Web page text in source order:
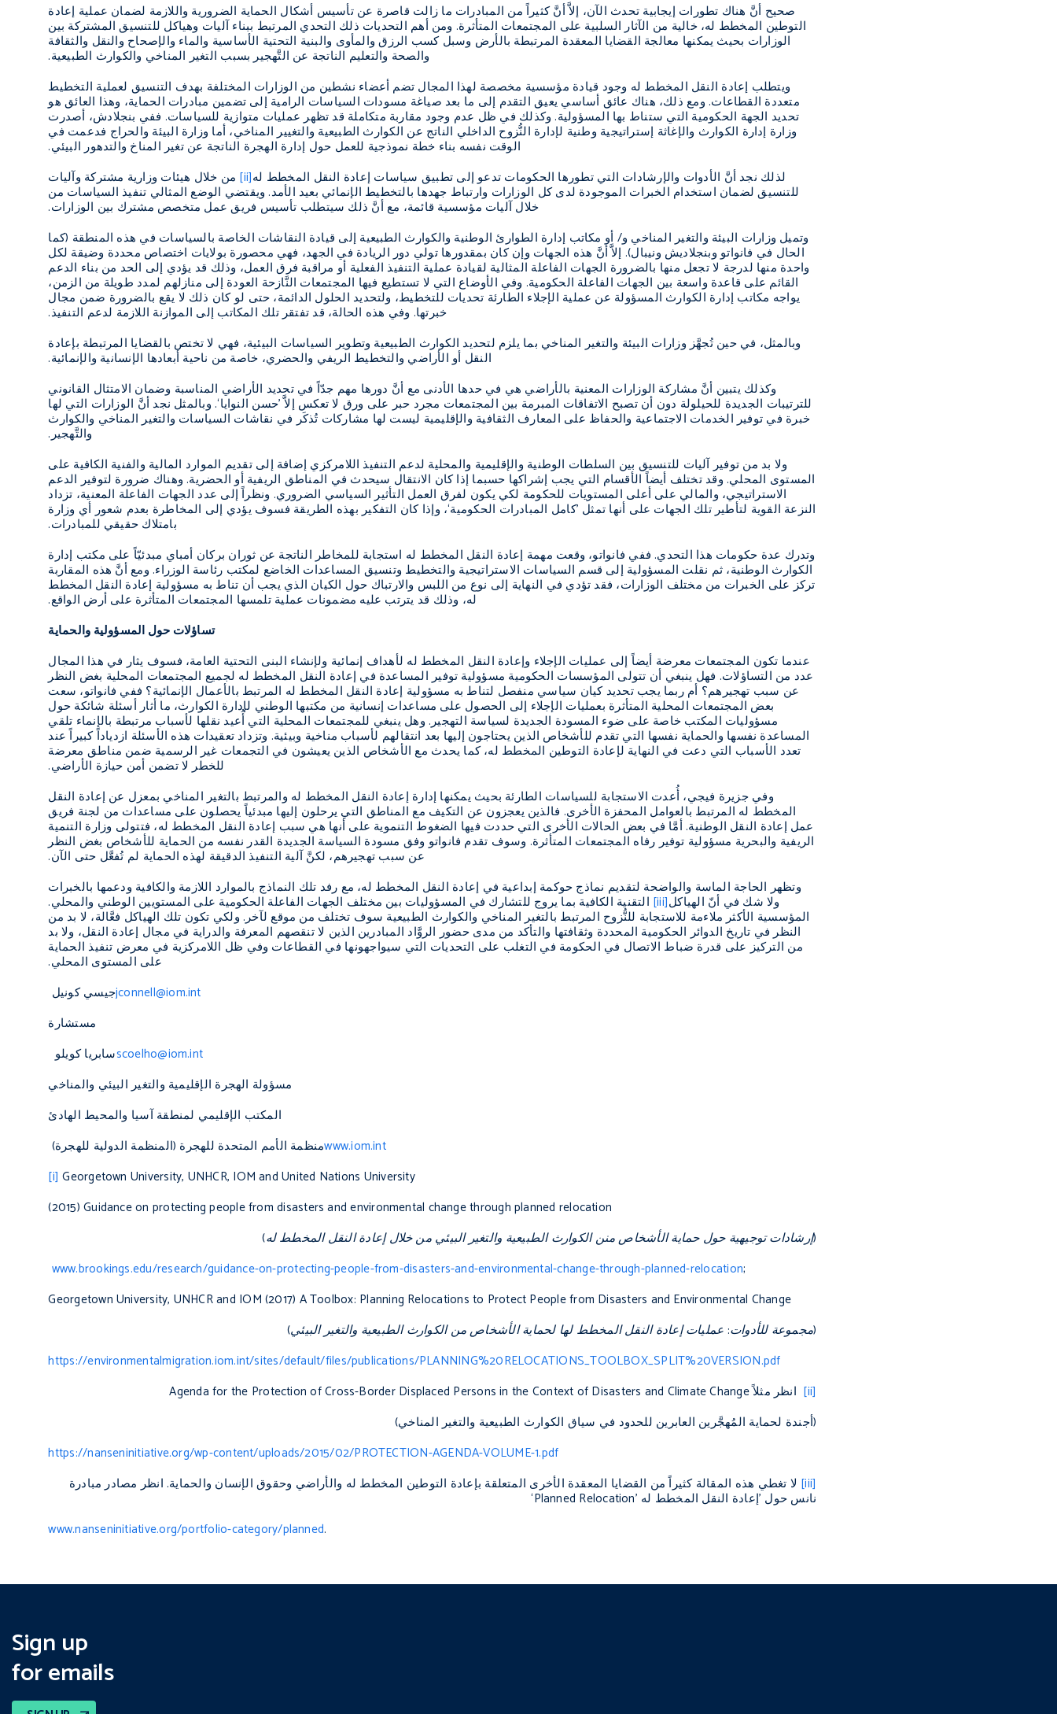
صحيح أنَّ هناك تطورات إيجابية تحدث الآن، إلاَّ أنَّ كثيراً من المبادرات ما زالت قاصرة عن تأسيس أشكال الحماية الضرورية واللازمة لضمان عملية إعادة
التوطين المخطط له، خالية من الآثار السلبية على المجتمعات المتأثرة. ومن أهم التحديات ذلك التحدي المرتبط ببناء آليات وهياكل للتنسيق المشتركة بين
الوزارات بحيث يمكنها معالجة القضايا المعقدة المرتبطة بالأرض وسبل كسب الرزق والمأوى والبنية التحتية الأساسية والماء والإصحاح والنقل والثقافة
والصحة والتعليم الناتجة عن التَّهجير بسبب التغير المناخي والكوارث الطبيعية.
ويتطلب إعادة النقل المخطط له وجود قيادة مؤسسية مخصصة لهذا المجال تضم أعضاء نشطين من الوزارات المختلفة بهدف التنسيق لعملية التخطيط
متعددة القطاعات. ومع ذلك، هناك عائق أساسي يعيق التقدم إلى ما بعد صياغة مسودات السياسات الرامية إلى تضمين مبادرات الحماية، وهذا العائق هو
تحديد الجهة الحكومية التي ستناط بها المسؤولية. وكذلك في ظل عدم وجود مقاربة متكاملة قد تظهر عمليات متوازية للسياسات. ففي بنجلادش، أصدرت
وزارة إدارة الكوارث والإغاثة إستراتيجية وطنية لإدارة النُّزوح الداخلي الناتج عن الكوارث الطبيعية والتغيير المناخي، أما وزارة البيئة والحراج فدعمت في
الوقت نفسه بناء خطة نموذجية للعمل حول إدارة الهجرة الناتجة عن تغير المناخ والتدهور البيئي.
لذلك نجد أنَّ الأدوات والإرشادات التي تطورها الحكومات تدعو إلى تطبيق سياسات إعادة النقل المخطط له[ii] من خلال هيئات وزارية مشتركة وآليات
للتنسيق لضمان استخدام الخبرات الموجودة لدى كل الوزارات وارتباط جهدها بالتخطيط الإنمائي بعيد الأمد. ويقتضي الوضع المثالي تنفيذ السياسات من
خلال آليات مؤسسية قائمة، مع أنَّ ذلك سيتطلب تأسيس فريق عمل متخصص مشترك بين الوزارات.
وتميل وزارات البيئة والتغير المناخي و/ أو مكاتب إدارة الطوارئ الوطنية والكوارث الطبيعية إلى قيادة النقاشات الخاصة بالسياسات في هذه المنطقة (كما
الحال في فانواتو وبنجلاديش ونيبال). إلاَّ أنَّ هذه الجهات وإن كان بمقدورها تولي دور الريادة في الجهد، فهي محصورة بولايات اختصاص محددة وضيقة لكل
واحدة منها لدرجة لا تجعل منها بالضرورة الجهات الفاعلة المثالية لقيادة عملية التنفيذ الفعلية أو مراقبة فرق العمل، وذلك قد يؤدي إلى الحد من بناء الدعم
القائم على قاعدة واسعة بين الجهات الفاعلة الحكومية. وفي الأوضاع التي لا تستطيع فيها المجتمعات النَّازحة العودة إلى منازلهم لمدد طويلة من الزمن،
يواجه مكاتب إدارة الكوارث المسؤولة عن عملية الإجلاء الطارئة تحديات للتخطيط، ولتحديد الحلول الدائمة، حتى لو كان ذلك لا يقع بالضرورة ضمن مجال
خبرتها. وفي هذه الحالة، قد تفتقر تلك المكاتب إلى الموازنة اللازمة لدعم التنفيذ.
وبالمثل، في حين تُجهَّز وزارات البيئة والتغير المناخي بما يلزم لتحديد الكوارث الطبيعية وتطوير السياسات البيئية، فهي لا تختص بالقضايا المرتبطة بإعادة
النقل أو الأراضي والتخطيط الريفي والحضري، خاصة من ناحية أبعادها الإنسانية والإنمائية.
وكذلك يتبين أنَّ مشاركة الوزارات المعنية بالأراضي هي في حدها الأدنى مع أنَّ دورها مهم جدّاً في تحديد الأراضي المناسبة وضمان الامتثال القانوني
للترتيبات الجديدة للحيلولة دون أن تصبح الاتفاقات المبرمة بين المجتمعات مجرد حبر على ورق لا تعكس إلاَّ ’حسن النوايا‘. وبالمثل نجد أنَّ الوزارات التي لها
خبرة في توفير الخدمات الاجتماعية والحفاظ على المعارف الثقافية والإقليمية ليست لها مشاركات تُذكَر في نقاشات السياسات والتغير المناخي والكوارث
والتَّهجير.
ولا بد من توفير آليات للتنسيق بين السلطات الوطنية والإقليمية والمحلية لدعم التنفيذ اللامركزي إضافة إلى تقديم الموارد المالية والفنية الكافية على
المستوى المحلي. وقد تختلف أيضاً الأقسام التي يجب إشراكها حسبما إذا كان الانتقال سيحدث في المناطق الريفية أو الحضرية. وهناك ضرورة لتوفير الدعم
الاستراتيجي، والمالي على أعلى المستويات للحكومة لكي يكون لفرق العمل التأثير السياسي الضروري. ونظراً إلى عدد الجهات الفاعلة المعنية، تزداد
النزعة القوية لتأطير تلك الجهات على أنها تمثل ’كامل المبادرات الحكومية‘، وإذا كان التفكير بهذه الطريقة فسوف يؤدي إلى المخاطرة بعدم شعور أي وزارة
بامتلاك حقيقي للمبادرات.
وتدرك عدة حكومات هذا التحدي. ففي فانواتو، وقعت مهمة إعادة النقل المخطط له استجابة للمخاطر الناتجة عن ثوران بركان أمباي مبدئيّاً على مكتب إدارة
الكوارث الوطنية، ثم نقلت المسؤولية إلى قسم السياسات الاستراتيجية والتخطيط وتنسيق المساعدات الخاضع لمكتب رئاسة الوزراء. ومع أنَّ هذه المقاربة
تركز على الخبرات من مختلف الوزارات، فقد تؤدي في النهاية إلى نوع من اللبس والارتباك حول الكيان الذي يجب أن تناط به مسؤولية إعادة النقل المخطط
له، وذلك قد يترتب عليه مضمونات عملية تلمسها المجتمعات المتأثرة على أرض الواقع.
تساؤلات حول المسؤولية والحماية
عندما تكون المجتمعات معرضة أيضاً إلى عمليات الإجلاء وإعادة النقل المخطط له لأهداف إنمائية ولإنشاء البنى التحتية العامة، فسوف يثار في هذا المجال
عدد من التساؤلات. فهل ينبغي أن تتولى المؤسسات الحكومية مسؤولية توفير المساعدة في إعادة النقل المخطط له لجميع المجتمعات المحلية بغض النظر
عن سبب تهجيرهم؟ أم ربما يجب تحديد كيان سياسي منفصل لتناط به مسؤولية إعادة النقل المخطط له المرتبط بالأعمال الإنمائية؟ ففي فانواتو، سعت
بعض المجتمعات المحلية المتأثرة بعمليات الإجلاء إلى الحصول على مساعدات إنسانية من مكتبها الوطني لإدارة الكوارث، ما أثار أسئلة شائكة حول
مسؤوليات المكتب خاصة على ضوء المسودة الجديدة لسياسة التهجير. وهل ينبغي للمجتمعات المحلية التي أُعيد نقلها لأسباب مرتبطة بالإنماء تلقي
المساعدة نفسها والحماية نفسها التي تقدم للأشخاص الذين يحتاجون إليها بعد انتقالهم لأسباب مناخية وبيئية. وتزداد تعقيدات هذه الأسئلة ازدياداً كبيراً عند
تعدد الأسباب التي دعت في النهاية لإعادة التوطين المخطط له، كما يحدث مع الأشخاص الذين يعيشون في التجمعات غير الرسمية ضمن مناطق معرضة
للخطر لا تضمن أمن حيازة الأراضي.
وفي جزيرة فيجي، أُعدت الاستجابة للسياسات الطارئة بحيث يمكنها إدارة إعادة النقل المخطط له والمرتبط بالتغير المناخي بمعزل عن إعادة النقل
المخطط له المرتبط بالعوامل المحفزة الأخرى. فالذين يعجزون عن التكيف مع المناطق التي يرحلون إليها مبدئياً يحصلون على مساعدات من لجنة فريق
عمل إعادة النقل الوطنية. أمَّا في بعض الحالات الأخرى التي حددت فيها الضغوط التنموية على أنها هي سبب إعادة النقل المخطط له، فتتولى وزارة التنمية
الريفية والبحرية مسؤولية توفير رفاه المجتمعات المتأثرة. وسوف تقدم فانواتو وفق مسودة السياسة الجديدة القدر نفسه من الحماية للأشخاص بغض النظر
عن سبب تهجيرهم، لكنَّ آلية التنفيذ الدقيقة لهذه الحماية لم تُفعَّل حتى الآن.
وتظهر الحاجة الماسة والواضحة لتقديم نماذج حوكمة إبداعية في إعادة النقل المخطط له، مع رفد تلك النماذج بالموارد اللازمة والكافية ودعمها بالخبرات
التقنية الكافية بما يروج للتشارك في المسؤوليات بين مختلف الجهات الفاعلة الحكومية على المستويين الوطني والمحلي. [iii]ولا شك في أنّ الهياكل
المؤسسية الأكثر ملاءمة للاستجابة للنُّزوح المرتبط بالتغير المناخي والكوارث الطبيعية سوف تختلف من موقع لآخر. ولكي تكون تلك الهياكل فعَّالة، لا بد من
النظر في تاريخ الدوائر الحكومية المحددة وثقافتها والتأكد من مدى حضور الروَّاد المبادرين الذين لا تنقصهم المعرفة والدراية في مجال إعادة النقل، ولا بد
من التركيز على قدرة ضباط الاتصال في الحكومة في التغلب على التحديات التي سيواجهونها في القطاعات وفي ظل اللامركزية في معرض تنفيذ الحماية
على المستوى المحلي.
جيسي كونيلjconnell@iom.int
مستشارة
سابريا كويلوscoelho@iom.int
مسؤولة الهجرة الإقليمية والتغير البيئي والمناخي
المكتب الإقليمي لمنطقة آسيا والمحيط الهادئ
منظمة الأمم المتحدة للهجرة (المنظمة الدولية للهجرة)www.iom.int
[i] Georgetown University, UNHCR, IOM and United Nations University
(2015)Guidance on protecting people from disasters and environmental change through planned relocation
(إرشادات توجيهية حول حماية الأشخاص منن الكوارث الطبيعية والتغير البيئي من خلال إعادة النقل المخطط له)
www.brookings.edu/research/guidance-on-protecting-people-from-disasters-and-environmental-change-through-planned-relocation;
Georgetown University, UNHCR and IOM (2017) A Toolbox: Planning Relocations to Protect People from Disasters and Environmental Change
(مجموعة للأدوات: عمليات إعادة النقل المخطط لها لحماية الأشخاص من الكوارث الطبيعية والتغير البيئي)
https://environmentalmigration.iom.int/sites/default/files/publications/PLANNING%20RELOCATIONS_TOOLBOX_SPLIT%20VERSION.pdf
[ii] انظر مثلاًAgenda for the Protection of Cross-Border Displaced Persons in the Context of Disasters and Climate Change
(أجندة لحماية المُهجَّرين العابرين للحدود في سياق الكوارث الطبيعية والتغير المناخي)
https://nanseninitiative.org/wp-content/uploads/2015/02/PROTECTION-AGENDA-VOLUME-1.pdf
[iii] لا تغطي هذه المقالة كثيراً من القضايا المعقدة الأخرى المتعلقة بإعادة التوطين المخطط له والأراضي وحقوق الإنسان والحماية. انظر مصادر مبادرة
نانس حول ’إعادة النقل المخطط له ’Planned Relocation
‘
www.nanseninitiative.org/portfolio-category/planned.
Sign up
for emails